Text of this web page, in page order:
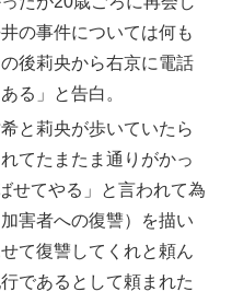
の事件については何も
後莉央から右京に電話
る」と告白。
と莉央が歩いていたら
てたまたま通りがかっ
せてやる」と言われて為
害者への復讐）を描い
て復讐してくれと頼ん
であるとして頼まれた